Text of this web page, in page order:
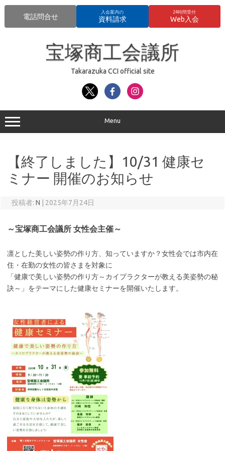
電話問合せ
入会案内の
資料請求
24時間受付
Web入会
宝塚商工会議所
Takarazuka CCI official site
Menu
【終了しました】10/31 健康セ
ミナー 開催のお知らせ
投稿者: N 2025年7月24日
～宝塚商工会議所 女性会主催～
凛とした美しい姿勢の作り方、知っていますか？女性会では市内在
住・在勤の女性の皆さまを対象に
「健康で美しい姿勢の作り方～カイプラクターが教える美姿勢の秘
訣～」をテーマにした健康セミナーを開催いたします。